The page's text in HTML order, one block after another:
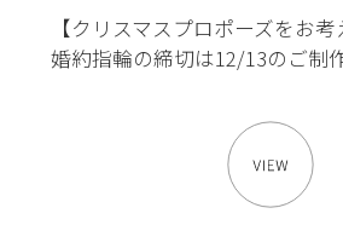
【クリスマスプロポーズをお
婚約指輪の締切は12/13のご制